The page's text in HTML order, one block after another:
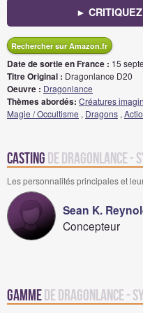
►
Rechercher sur Amazon.fr
Date de sortie en France : 15
Titre Original : Dragonlance D20
Oeuvre : Dragonlance
Thèmes abordés: Créatures
Magie / Occultisme , Dragons ,
Casting de Dragonlance -
Les personnalités principales et
Sean K.
Concepteur
Gammede Dragonlance -